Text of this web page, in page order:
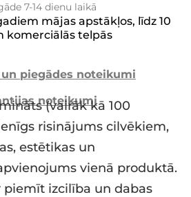
7-14 dienu laikā
mājas apstākļos, līdz 10
komerciālās telpās
piegādes noteikumi
noteikumi
(vairāk kā 100
risinājums cilvēkiem,
estētikas un
vienā produktā.
izcilība un dabas